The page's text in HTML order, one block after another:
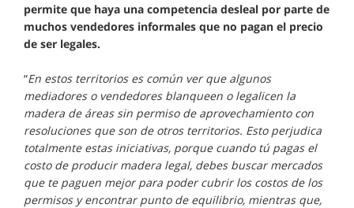
permite que haya una competencia desleal por parte de
muchos vendedores informales que no pagan el precio
de ser legales.
“En estos territorios es común ver que algunos
mediadores o vendedores blanqueen o legalicen la
madera de áreas sin permiso de aprovechamiento con
resoluciones que son de otros territorios. Esto perjudica
totalmente estas iniciativas, porque cuando tú pagas el
costo de producir madera legal, debes buscar mercados
que te paguen mejor para poder cubrir los costos de los
permisos y encontrar punto de equilibrio, mientras que,